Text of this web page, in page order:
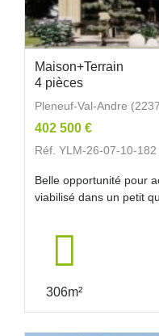
Maison+Terrain
4 pièces
Pleneuf-Val-Andre
402 500 €
Réf. YLM-26-07-10-182
Belle opportunité pour
viabilisé dans un petit
306m²